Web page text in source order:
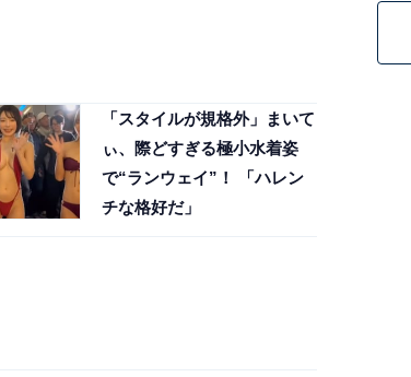
「スタイルが規格外」まいて
ぃ、際どすぎる極小水着姿
で“ランウェイ”！ 「ハレン
チな格好だ」